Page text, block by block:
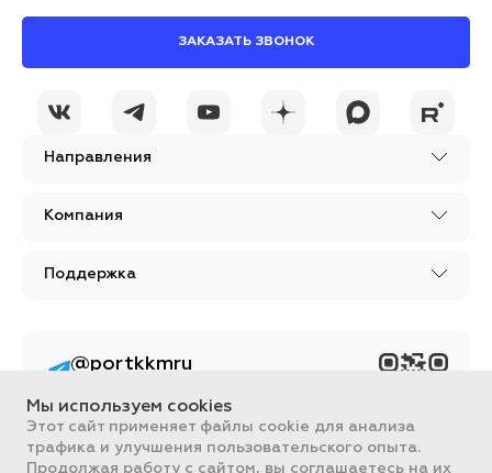
Направления
Компания
Поддержка
ЗАКАЗАТЬ ЗВОНОК
Вся информация, размещенная на сайте, носит ознакомительный
@portkkmru
контент PORT - бизнес
портал
Мы используем cookies
Этот сайт применяет файлы cookie для анализа
трафика и улучшения пользовательского опыта.
Продолжая работу с сайтом, вы соглашаетесь на их